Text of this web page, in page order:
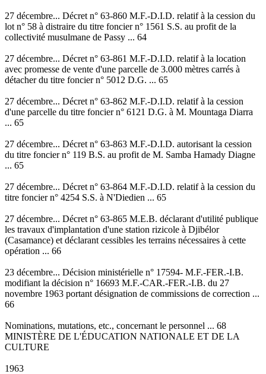
27 décembre... Décret n° 63-860 M.F.-D.I.D. relatif à la cession du
lot n° 58 à distraire du titre foncier n° 1561 S.S. au profit de la
collectivité musulmane de Passy ... 64
27 décembre... Décret n° 63-861 M.F.-D.I.D. relatif à la location
avec promesse de vente d'une parcelle de 3.000 mètres carrés à
détacher du titre foncier n° 5012 D.G. ... 65
27 décembre... Décret n° 63-862 M.F.-D.I.D. relatif à la cession
d'une parcelle du titre foncier n° 6121 D.G. à M. Mountaga Diarra
... 65
27 décembre... Décret n° 63-863 M.F.-D.I.D. autorisant la cession
du titre foncier n° 119 B.S. au profit de M. Samba Hamady Diagne
... 65
27 décembre... Décret n° 63-864 M.F.-D.I.D. relatif à la cession du
titre foncier n° 4254 S.S. à N'Diedien ... 65
27 décembre... Décret n° 63-865 M.E.B. déclarant d'utilité publique
les travaux d'implantation d'une station rizicole à Djibélor
(Casamance) et déclarant cessibles les terrains nécessaires à cette
opération ... 66
23 décembre... Décision ministérielle n° 17594- M.F.-FER.-I.B.
modifiant la décision n° 16693 M.F.-CAR.-FER.-I.B. du 27
novembre 1963 portant désignation de commissions de correction ...
66
Nominations, mutations, etc., concernant le personnel ... 68
MINISTÈRE DE L'ÉDUCATION NATIONALE ET DE LA
CULTURE
1963